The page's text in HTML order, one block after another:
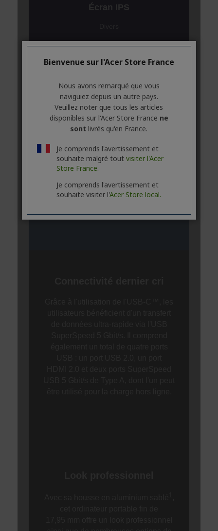
Bienvenue sur l'Acer Store France
Nous avons remarqué que vous
naviguiez depuis un autre pays.
Veuillez noter que tous les articles
disponibles sur l'Acer Store France ne
sont livrés qu'en France.
Je comprends l'avertissement et
souhaite malgré tout visiter l'Acer
Store France.
Je comprends l'avertissement et
souhaite visiter l'Acer Store local.